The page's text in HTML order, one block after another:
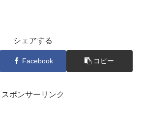
シェアする
Facebook コピー
スポンサーリンク